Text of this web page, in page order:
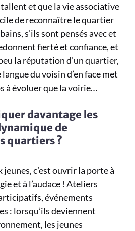
et que la vie associative
de reconnaître le quartier
s’ils sont pensés avec et
fierté et confiance, et
la réputation d’un quartier,
du voisin d’en face met
à évoluer que la voirie…
davantage les
de
quartiers ?
c’est ouvrir la porte à
et à l’audace ! Ateliers
événements
: lorsqu’ils deviennent
les jeunes